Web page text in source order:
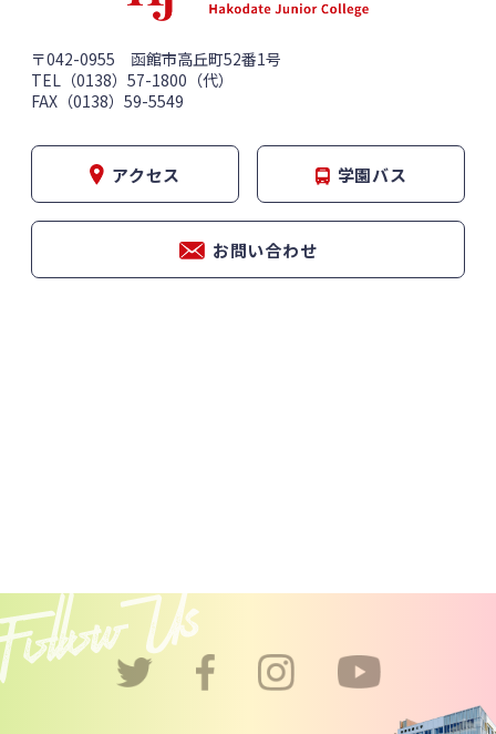
〒042-0955 函館市高丘町52番1号
TEL（0138）57-1800（代）
FAX（0138）59-5549
アクセス 学園バス
お問い合わせ